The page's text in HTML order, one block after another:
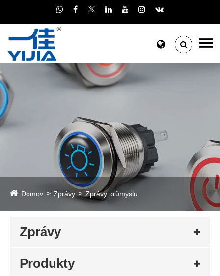
Domov Zprávy Zprávy průmyslu
Zprávy
Produkty